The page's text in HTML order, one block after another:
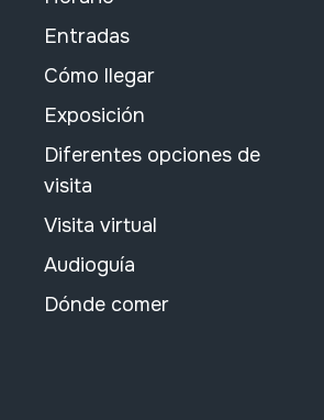
Entradas
Cómo llegar
Exposición
Diferentes opciones de
visita
Visita virtual
Audioguía
Dónde comer